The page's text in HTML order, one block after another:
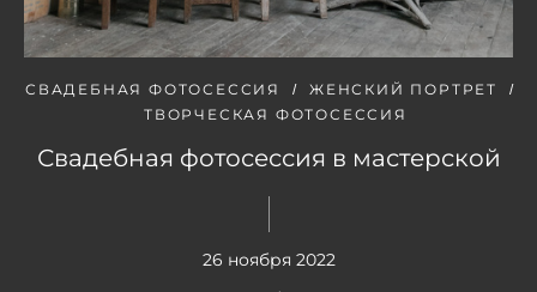
СВАДЕБНАЯ ФОТОСЕССИЯ
ЖЕНСКИЙ ПОРТРЕТ
ТВОРЧЕСКАЯ ФОТОСЕССИЯ
Свадебная фотосессия в мастерской
26 ноября 2022